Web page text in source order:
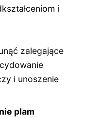
i
zalegające
i unoszenie
plam